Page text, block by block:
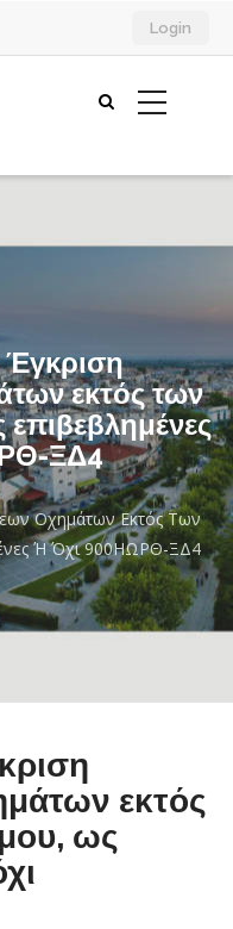
Login
εκτός των
ΞΔ4
Οχημάτων Εκτός Των
Ή Όχι 900ΗΩΡΘ-ΞΔ4
εκτός
ως